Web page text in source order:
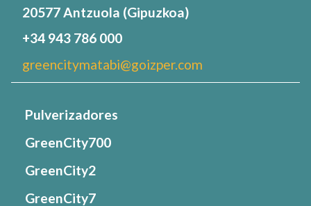
20577 Antzuola (Gipuzkoa)
+34 943 786 000
greencitymatabi@goizper.com
Pulverizadores
GreenCity700
GreenCity2
GreenCity7